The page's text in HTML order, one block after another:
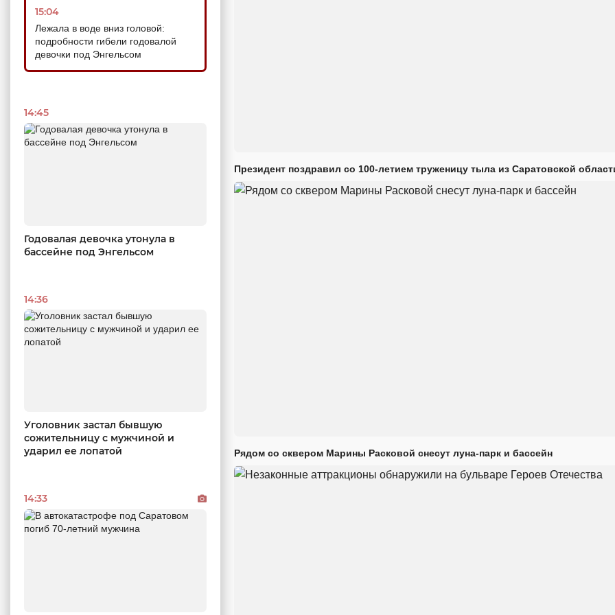
15:04
Лежала в воде вниз головой:
подробности гибели годовалой
девочки под Энгельсом
14:45
Годовалая девочка утонула в
бассейне под Энгельсом
14:36
Уголовник застал бывшую
сожительницу с мужчиной и
ударил ее лопатой
14:33
Президент поздравил со 100-летием труженицу тыла из Саратовской
Рядом со сквером Марины Расковой снесут луна-парк и бассейн